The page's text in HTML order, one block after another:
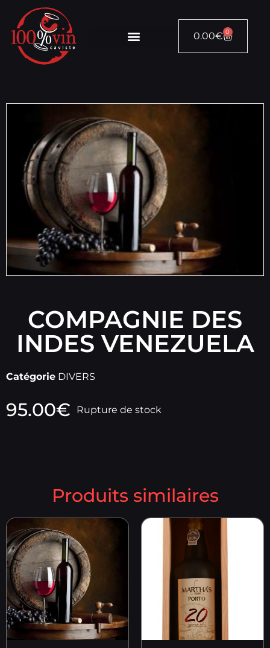
0.00€ 0
COMPAGNIE DES
INDES VENEZUELA
Catégorie DIVERS
95.00€ Rupture de stock
Produits similaires